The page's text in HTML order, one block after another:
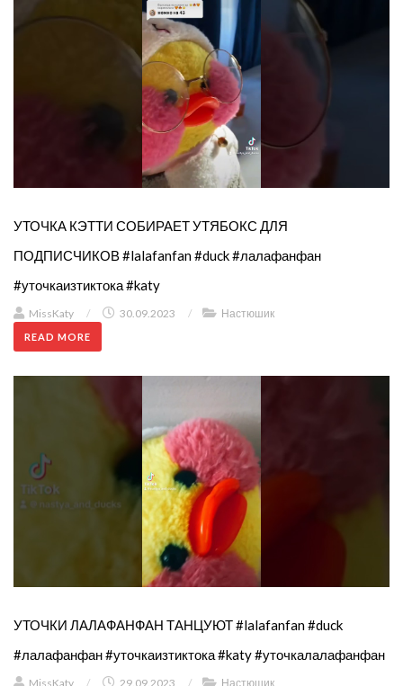
УТОЧКА КЭТТИ СОБИРАЕТ УТЯБОКС ДЛЯ
ПОДПИСЧИКОВ #lalafanfan #duck #лалафанфан
#уточкаизтиктока #katy
MissKaty / 30.09.2023 / Настюшик
READ MORE
УТОЧКИ ЛАЛАФАНФАН ТАНЦУЮТ #lalafanfan #duck
#лалафанфан #уточкаизтиктока #katy #уточкалалафанфан
MissKaty / 29.09.2023 / Настюшик